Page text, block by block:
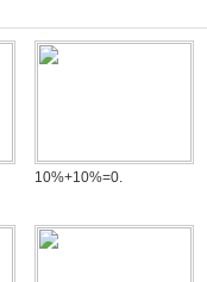
10%+10%=0.